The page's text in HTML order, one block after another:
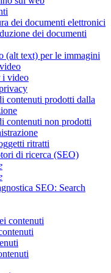
dei documenti elettronici
dei documenti
(alt text) per le immagini
i video
contenuti prodotti dalla
contenuti non prodotti
ritratti
di ricerca (SEO)
SEO: Search
contenuti